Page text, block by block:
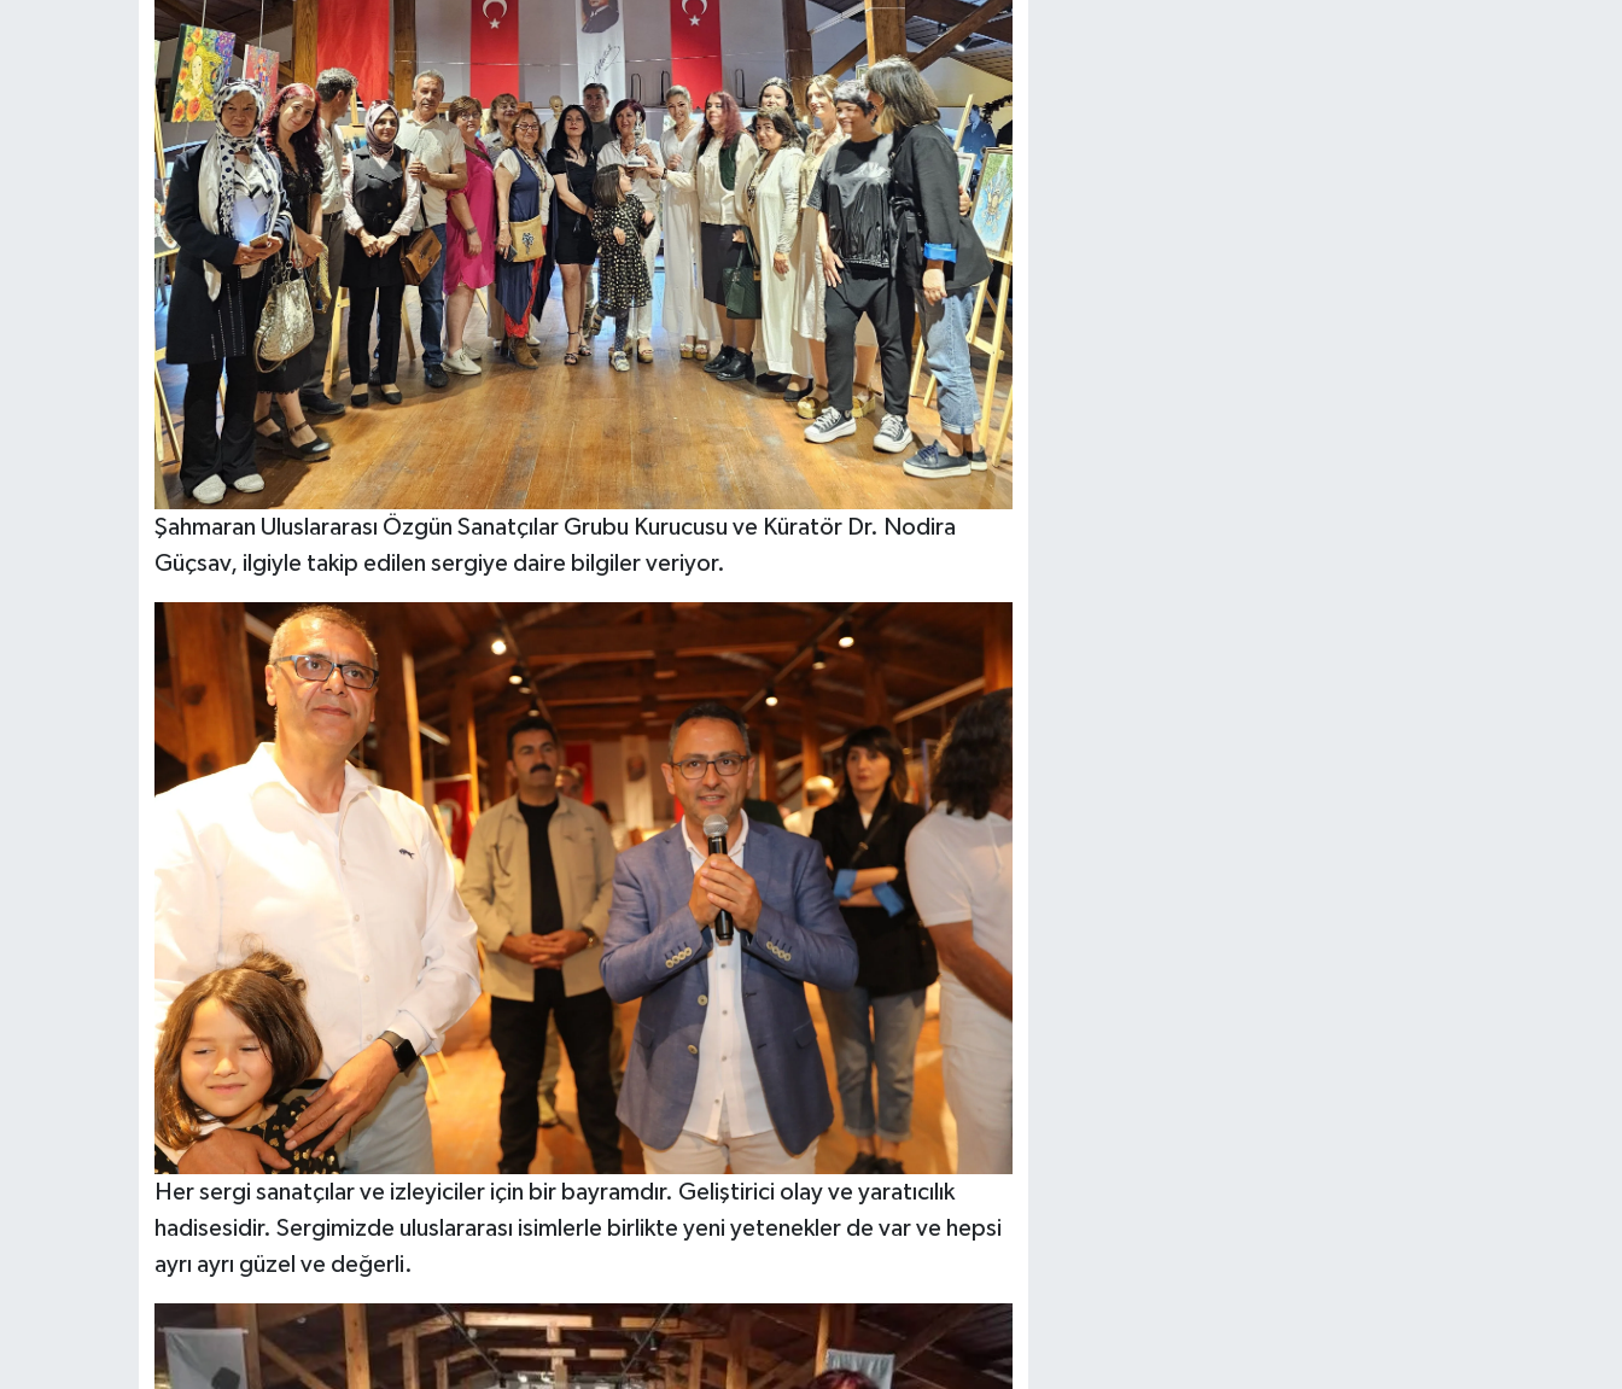
Şahmaran Uluslararası Özgün Sanatçılar Grubu Kurucusu ve Küratör Dr. Nodira
Güçsav, ilgiyle takip edilen sergiye daire bilgiler veriyor.
Her sergi sanatçılar ve izleyiciler için bir bayramdır. Geliştirici olay ve yaratıcılık
hadisesidir. Sergimizde uluslararası isimlerle birlikte yeni yetenekler de var ve hepsi
ayrı ayrı güzel ve değerli.